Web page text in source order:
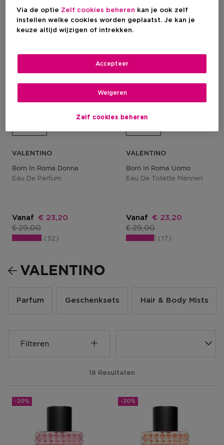
VALENTINO
Born In Roma Donna
Eau De Parfum
Vanaf Kortingsprijs
€ 23,20
Productprijs
€ 29,00
52
VALENTINO
Born In Roma Uomo
Eau De Toilette Mannen
Vanaf Kortingsprijs
€ 23,20
Productprijs
€ 29,00
17
VALENTINO
Parfum Geschenksets Hair & Body Mists
Filteren
18 Resultaten
-20% -20%
Via de optie Zelf cookies beheren kan je ook zelf
instellen welke cookies worden geplaatst. Je kan je
keuze altijd wijzigen of intrekken.
Zelf cookies beheren
Weigeren
Accepteer